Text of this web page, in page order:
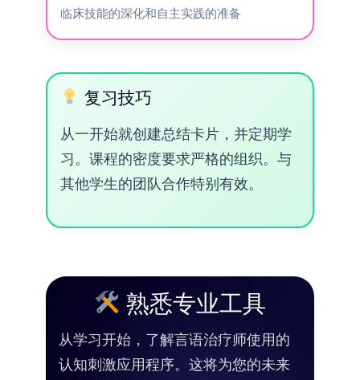
临床技能的深化和自主实践的准备
复习技巧
从一开始就创建总结卡片，并定期学
习。课程的密度要求严格的组织。与
其他学生的团队合作特别有效。
熟悉专业工具
从学习开始，了解言语治疗师使用的
认知刺激应用程序。这将为您的未来